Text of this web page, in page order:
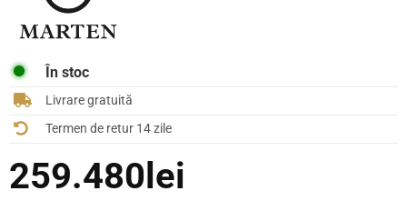
În stoc
Livrare gratuită
Termen de retur 14 zile
259.480 lei